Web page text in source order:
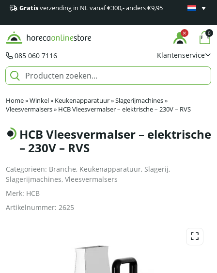
Gratisverzending in NL vanaf €300,- anders €9,95
Minimaal
085 060 7116 Klantenservice
0
Home»Winkel» Keukenapparatuur»Slagerijmachines»
Vleesvermalsers» HCB Vleesvermalser – elektrische – 230V – RVS
HCB Vleesvermalser – elektrische
– 230V – RVS
Categorieën: Branche, Keukenapparatuur, Slagerij,
Slagerijmachines, Vleesvermalsers
Merk: HCB
Artikelnummer: 2625